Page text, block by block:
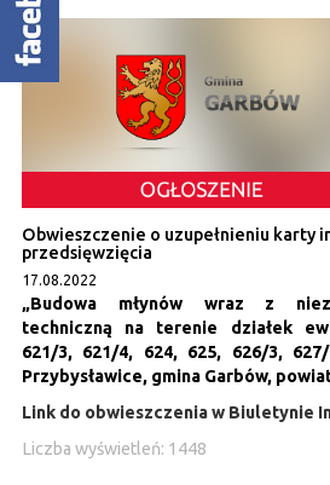
Obwieszczenie o uzupełnieniu karty
przedsięwzięcia
17.08.2022
„Budowa młynów wraz z
techniczną na terenie działek
621/3, 621/4, 624, 625, 626/3,
Przybysławice, gmina Garbów,
Link do obwieszczenia w Biuletynie
Liczba wyświetleń: 1448